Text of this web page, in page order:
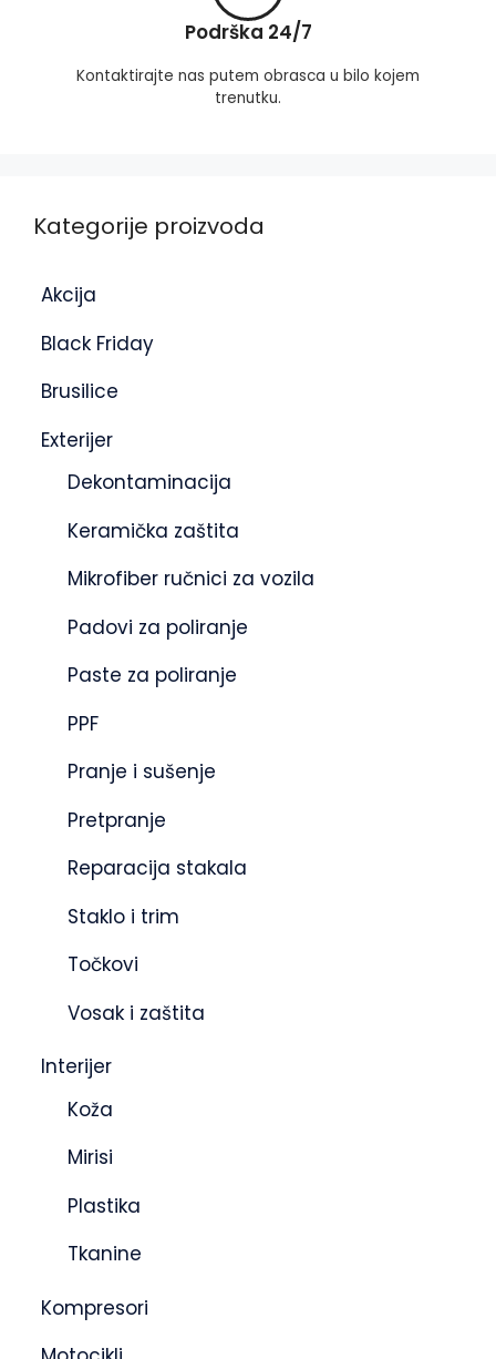
Podrška 24/7
Kontaktirajte nas putem obrasca u bilo kojem
trenutku.
Kategorije proizvoda
Akcija
Black Friday
Brusilice
Exterijer
Dekontaminacija
Keramička zaštita
Mikrofiber ručnici za vozila
Padovi za poliranje
Paste za poliranje
PPF
Pranje i sušenje
Pretpranje
Reparacija stakala
Staklo i trim
Točkovi
Vosak i zaštita
Interijer
Koža
Mirisi
Plastika
Tkanine
Kompresori